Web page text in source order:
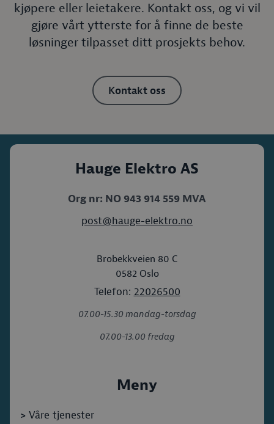
kjøpere eller leietakere. Kontakt oss, og vi vil
gjøre vårt ytterste for å finne de beste
løsninger tilpasset ditt prosjekts behov.
Kontakt oss
Hauge Elektro AS
Org nr: NO 943 914 559 MVA
post@hauge-elektro.no
Brobekkveien 80 C
0582 Oslo
Telefon: 22026500
07.00-15.30 mandag-torsdag
07.00-13.00 fredag
Meny
> Våre tjenester